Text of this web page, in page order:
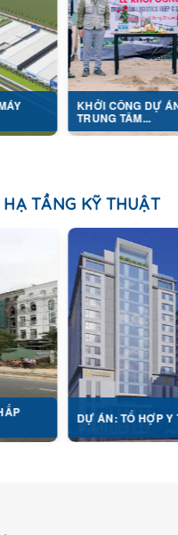
KHỞI CÔNG DỰ ÁN
TRUNG TÂM...
TẦNG KỸ THUẬT
DỰ ÁN: TỔ HỢP Y TẾ...